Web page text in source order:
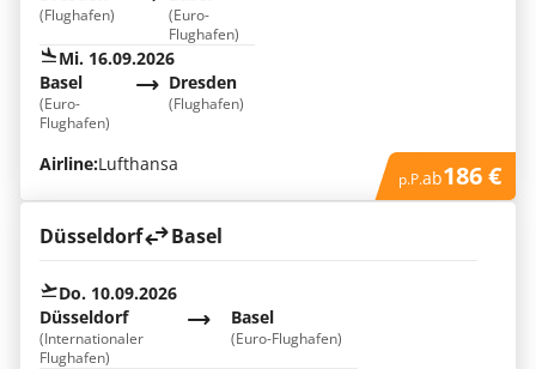
(Flughafen)
(Euro-
Flughafen)
Mi. 16.09.2026
Dresden
(Flughafen)
Basel
(Euro-
Flughafen)
Airline:Lufthansa
p.P.ab186 €
Düsseldorf Basel
Do. 10.09.2026
Düsseldorf
(Internationaler
Flughafen)
Basel
(Euro-Flughafen)